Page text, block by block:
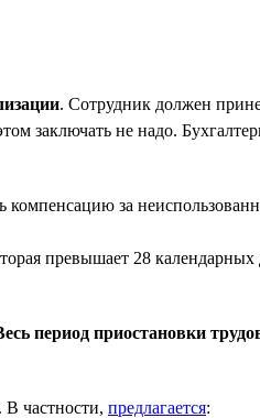
. Сотрудник должен
заключать не надо.
компенсацию за
превышает 28
период приостановки
частности, предлагается: